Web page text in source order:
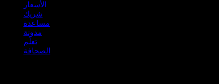
الأسعار
شريك
مساعدة
مدونة
تعلّم
الصحافة